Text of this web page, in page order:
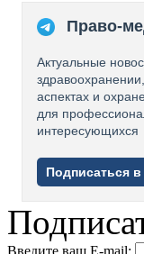
Право-
Актуальные
аспектах и
для
интересующихся
Подписаться в